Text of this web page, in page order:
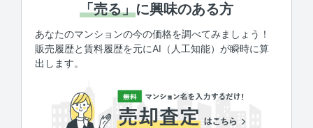
「売る」に興味のある方
あなたのマンションの今の価格を調べてみましょう！
販売履歴と賃料履歴を元にAI（人工知能）が瞬時に算
出します。